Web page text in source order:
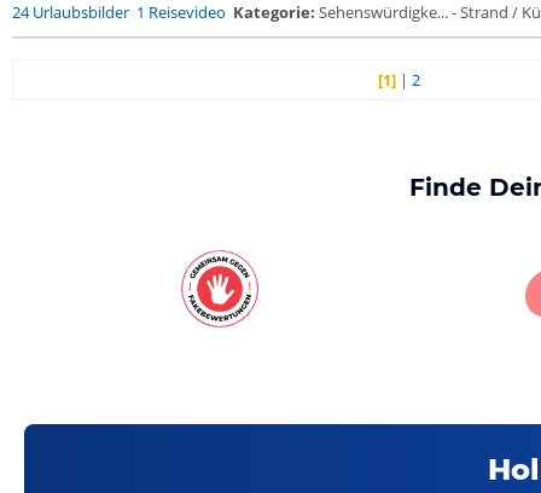
24 Urlaubsbilder 1 Reisevideo Kategorie: Sehenswürdigke... - Strand /
[1] |2
Finde